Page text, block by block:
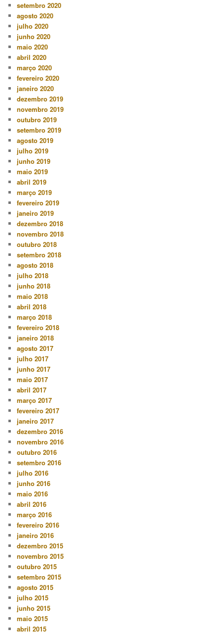
setembro 2020
agosto 2020
julho 2020
junho 2020
maio 2020
abril 2020
março 2020
fevereiro 2020
janeiro 2020
dezembro 2019
novembro 2019
outubro 2019
setembro 2019
agosto 2019
julho 2019
junho 2019
maio 2019
abril 2019
março 2019
fevereiro 2019
janeiro 2019
dezembro 2018
novembro 2018
outubro 2018
setembro 2018
agosto 2018
julho 2018
junho 2018
maio 2018
abril 2018
março 2018
fevereiro 2018
janeiro 2018
agosto 2017
julho 2017
junho 2017
maio 2017
abril 2017
março 2017
fevereiro 2017
janeiro 2017
dezembro 2016
novembro 2016
outubro 2016
setembro 2016
julho 2016
junho 2016
maio 2016
abril 2016
março 2016
fevereiro 2016
janeiro 2016
dezembro 2015
novembro 2015
outubro 2015
setembro 2015
agosto 2015
julho 2015
junho 2015
maio 2015
abril 2015